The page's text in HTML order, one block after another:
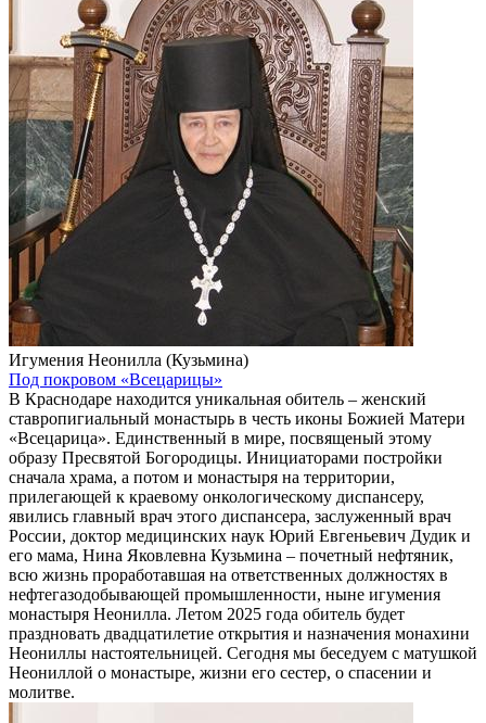
Игумения Неонилла (Кузьмина)
Под покровом «Всецарицы»
В Краснодаре находится уникальная обитель – женский
ставропигиальный монастырь в честь иконы Божией Матери
«Всецарица». Единственный в мире, посвященый этому
образу Пресвятой Богородицы. Инициаторами постройки
сначала храма, а потом и монастыря на территории,
прилегающей к краевому онкологическому диспансеру,
явились главный врач этого диспансера, заслуженный врач
России, доктор медицинских наук Юрий Евгеньевич Дудик и
его мама, Нина Яковлевна Кузьмина – почетный нефтяник,
всю жизнь проработавшая на ответственных должностях в
нефтегазодобывающей промышленности, ныне игумения
монастыря Неонилла. Летом 2025 года обитель будет
праздновать двадцатилетие открытия и назначения монахини
Неониллы настоятельницей. Сегодня мы беседуем с матушкой
Неониллой о монастыре, жизни его сестер, о спасении и
молитве.